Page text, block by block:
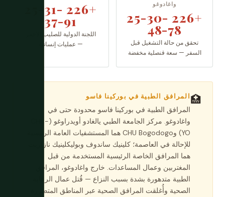
واغادوغو
+226 25-30-
48-78
تحقق من حالة التشغيل قبل
السفر — سعة قنصلية مخفضة
+226 25-31-
37-91
اللجنة الدولية للصليب الأحمر
— عمليات إنسانية
🏥المرافق الطبية في بوركينا فاسو
المرافق الطبية في بوركينا فاسو محدودة حتى في
واغادوغو. مركز الجامعة الطبي يالغادو أويدراوغو (CHU-
YO) وCHU Bogodogo هما المستشفيات العامة الرئيسية
للإحالة في العاصمة؛ كلينيك ساندوف وبوليكلينيك نازاريت
هما المرافق الخاصة الرئيسية المستخدمة من قبل
المغتربين وعمال المساعدات. خارج واغادوغو، المرافق
الطبية متدهورة بشدة بسبب النزاع — قُتل عمال الرعاية
الصحية وأُغلقت المرافق الصحية عبر المناطق المتضررة